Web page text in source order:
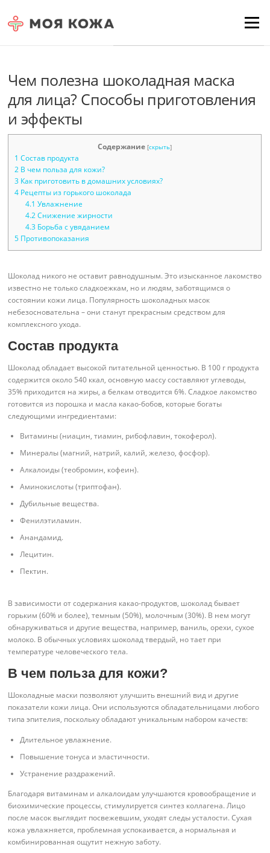
Menu
Чем полезна шоколадная маска
для лица? Способы приготовления
и эффекты
Содержание [скрыть]
1 Состав продукта
2 В чем польза для кожи?
3 Как приготовить в домашних условиях?
4 Рецепты из горького шоколада
4.1 Увлажнение
4.2Снижение жирности
4.3Борьба с увяданием
5 Противопоказания
Шоколад никого не оставит равнодушным. Это изысканное лакомство
известно не только сладкоежкам, но и людям, заботящимся о
состоянии кожи лица. Популярность шоколадных масок
небезосновательна – они станут прекрасным средством для
комплексного ухода.
Состав продукта
Шоколад обладает высокой питательной ценностью. В 100 г продукта
содержится около 540 ккал, основную массу составляют углеводы,
35% приходится на жиры, а белкам отводится 6%. Сладкое лакомство
готовится из порошка и масла какао-бобов, которые богаты
следующими ингредиентами:
Витамины (ниацин, тиамин, рибофлавин, токоферол).
Минералы (магний, натрий, калий, железо, фосфор).
Алкалоиды (теобромин, кофеин).
Аминокислоты (триптофан).
Дубильные вещества.
Фенилэтиламин.
Анандамид.
Лецитин.
Пектин.
В зависимости от содержания какао-продуктов, шоколад бывает
горьким (60% и более), темным (50%), молочным (30%). В нем могут
обнаруживаться и другие вещества, например, ваниль, орехи, сухое
молоко. В обычных условиях шоколад твердый, но тает при
температуре человеческого тела.
В чем польза для кожи?
Шоколадные маски позволяют улучшить внешний вид и другие
показатели кожи лица. Они используются обладательницами любого
типа эпителия, поскольку обладают уникальным набором качеств:
Длительное увлажнение.
Повышение тонуса и эластичности.
Устранение раздражений.
Благодаря витаминам и алкалоидам улучшаются кровообращение и
биохимические процессы, стимулируется синтез коллагена. Лицо
после масок выглядит посвежевшим, уходят следы усталости. Сухая
кожа увлажняется, проблемная успокаивается, а нормальная и
комбинированная ощутит нежную заботу.
Для любых предложений по